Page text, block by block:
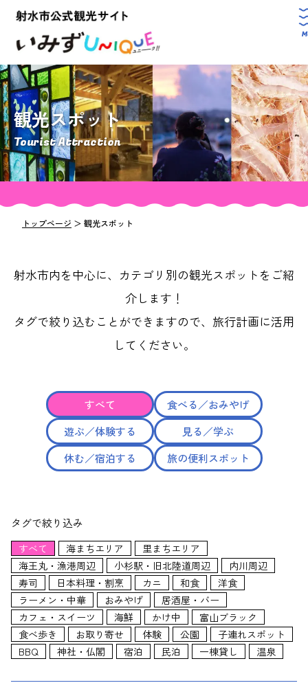
観光スポット
Tourist Attraction
トップページ ＞ 観光スポット
射水市内を中心に、カテゴリ別の観光スポットをご紹
介します！
タグで絞り込むことができますので、旅行計画に活用
してください。
すべて
食べる／おみやげ
遊ぶ／体験する
見る／学ぶ
休む／宿泊する
旅の便利スポット
タグで絞り込み
すべて 海まちエリア
里まちエリア
海王丸・漁港周辺
小杉駅・旧北陸道周辺
内川周辺
寿司
日本料理・割烹 カニ 和食
洋食
ラーメン・中華
おみやげ
居酒屋・バー
カフェ・スイーツ
海鮮 かけ中
富山ブラック
食べ歩き
お取り寄せ 体験 公園
子連れスポット
BBQ
神社・仏閣 宿泊 民泊 一棟貸し 温泉